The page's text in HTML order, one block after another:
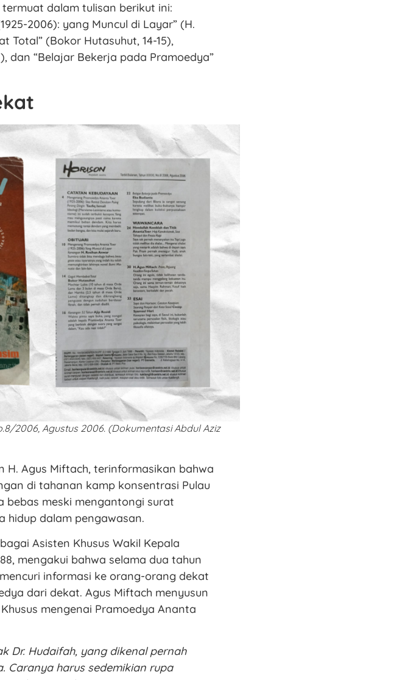
dalam tulisan berikut ini:
2006): yang Muncul di Layar” (H.
Total” (Bokor Hutasuhut, 14-15),
dan “Belajar Bekerja pada Pramoedya”
2006, Agustus 2006. (Dokumentasi Abdul Aziz
H. Agus Miftach, terinformasikan bahwa
di tahanan kamp konsentrasi Pulau
bebas meski mengantongi surat
hidup dalam pengawasan.
Asisten Khusus Wakil Kepala
mengakui bahwa selama dua tahun
informasi ke orang-orang dekat
dari dekat. Agus Miftach menyusun
mengenai Pramoedya Ananta
Dr. Hudaifah, yang dikenal pernah
Caranya harus sedemikian rupa